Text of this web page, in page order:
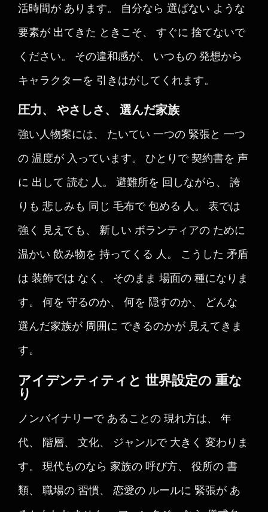
活時間が あります。 自分なら 選ばない ような
要素が 出てきた ときこそ、 すぐに 捨てないで
ください。 その違和感が、 いつもの 発想から
キャラクターを 引きはがしてくれます。
圧力、 やさしさ、 選んだ家族
強い人物案には、 たいてい 一つの 緊張と 一つ
の 温度が 入っています。 ひとりで 契約書を 声
に 出して 読む 人。 避難所を 回しながら、 誇
りも 悲しみも 同じ 毛布で 包める 人。 表では
強く 見えても、 新しい ボランティアの ために
温かい 飲み物を 持ってくる 人。 こうした 矛盾
は 装飾では なく、 そのまま 場面の 種になりま
す。 何を 守るのか、 何を 隠すのか、 どんな
選んだ家族が 周囲に できるのかが 見えてきま
す。
アイデンティティと 世界設定の 重な
り
ノンバイナリーで あることの 現れ方は、 年
代、 階層、 文化、 ジャンルで 大きく 変わりま
す。 現代ものなら 家族の 呼び方、 役所の 書
類、 職場の 習慣、 恋愛の ルールに 緊張が あ